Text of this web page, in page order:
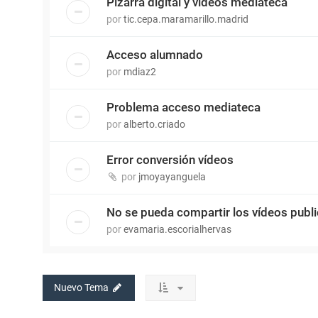
portic.cepa.maramarillo.madrid
Acceso alumnado
por mdiaz2
Problema acceso mediateca
poralberto.criado
Error conversión vídeos
por jmoyayanguela
No se pueda compartir los vídeos
porevamaria.escorialhervas
Nuevo Tema